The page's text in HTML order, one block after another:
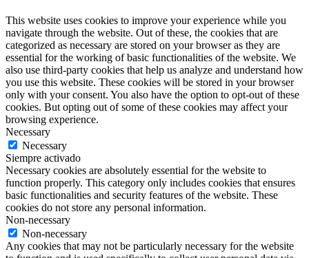
This website uses cookies to improve your experience while you
navigate through the website. Out of these, the cookies that are
categorized as necessary are stored on your browser as they are
essential for the working of basic functionalities of the website. We
also use third-party cookies that help us analyze and understand how
you use this website. These cookies will be stored in your browser
only with your consent. You also have the option to opt-out of these
cookies. But opting out of some of these cookies may affect your
browsing experience.
Necessary
Necessary
Siempre activado
Necessary cookies are absolutely essential for the website to
function properly. This category only includes cookies that ensures
basic functionalities and security features of the website. These
cookies do not store any personal information.
Non-necessary
Non-necessary
Any cookies that may not be particularly necessary for the website